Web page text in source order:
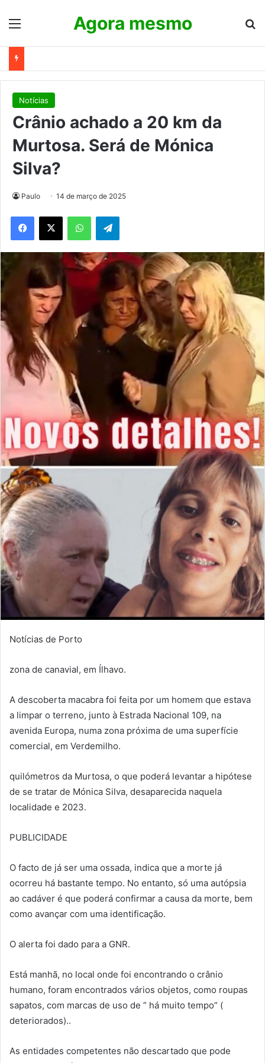
Menu Agora mesmo
Notícias
Crânio achado a 20 km da
Murtosa. Será de Mónica
Silva?
Paulo 14 de março de 2025
WhatsAppTelegram
Notícias de Porto
zona de canavial, em Ílhavo.
A descoberta macabra foi feita por um homem que estava
a limpar o terreno, junto à Estrada Nacional 109, na
avenida Europa, numa zona próxima de uma superfície
comercial, em Verdemilho.
quilómetros da Murtosa, o que poderá levantar a hipótese
de se tratar de Mónica Silva, desaparecida naquela
localidade e 2023.
PUBLICIDADE
O facto de já ser uma ossada, indica que a morte já
ocorreu há bastante tempo. No entanto, só uma autópsia
ao cadáver é que poderá confirmar a causa da morte, bem
como avançar com uma identificação.
O alerta foi dado para a GNR.
Está manhã, no local onde foi encontrando o crânio
humano, foram encontrados vários objetos, como roupas
sapatos, com marcas de uso de ” há muito tempo” (
deteriorados)..
As entidades competentes não descartado que pode